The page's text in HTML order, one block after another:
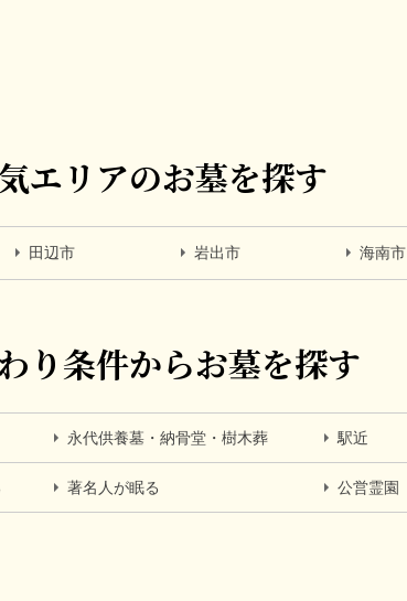
エリアのお墓を探す
田辺市 岩出市 海南市
り条件からお墓を探す
永代供養墓・納骨堂・樹木葬 駅近
著名人が眠る 公営霊園